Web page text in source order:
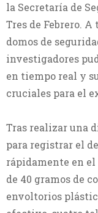
la Secretaría de
Tres de Febrero.
domos de
investigadores
en tiempo real y
cruciales para el
Tras realizar una
para registrar el
rápidamente en
de 40 gramos de
envoltorios